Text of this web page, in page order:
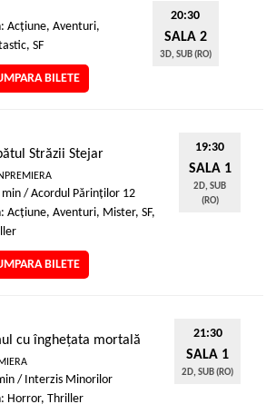
Acţiune, Aventuri,
SF
BILETE
20:30
SALA 2
3D, SUB (RO)
Străzii Stejar
min / Acordul Părinţilor 12
Acţiune, Aventuri, Mister, SF,
BILETE
19:30
SALA 1
2D, SUB
(RO)
cu înghețata mortală
/ Interzis Minorilor
Horror, Thriller
21:30
SALA 1
2D, SUB (RO)